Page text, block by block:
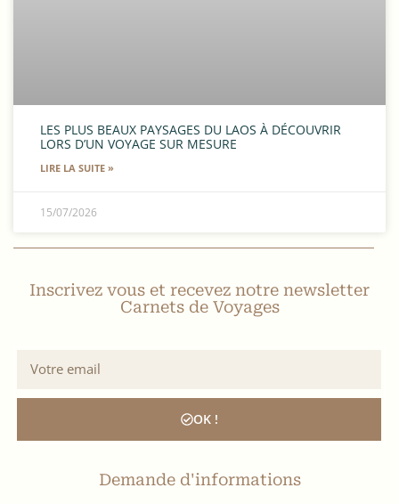
LES PLUS BEAUX PAYSAGES DU LAOS À DÉCOUVRIR
LORS D’UN VOYAGE SUR MESURE
LIRE LA SUITE »
15/07/2026
Inscrivez vous et recevez notre newsletter
Carnets de Voyages
OK !
Demande d'informations